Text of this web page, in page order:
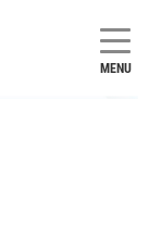
MENU